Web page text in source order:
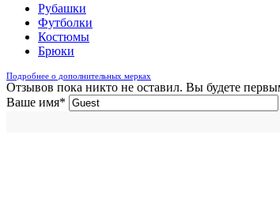
Рубашки
Футболки
Костюмы
Брюки
Подробнее о дополнительных мерках
Отзывов пока никто не оставил. Вы будете
Ваше имя*